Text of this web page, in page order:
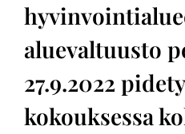
aluevaltuusto
27.9.2022
kokouksessa